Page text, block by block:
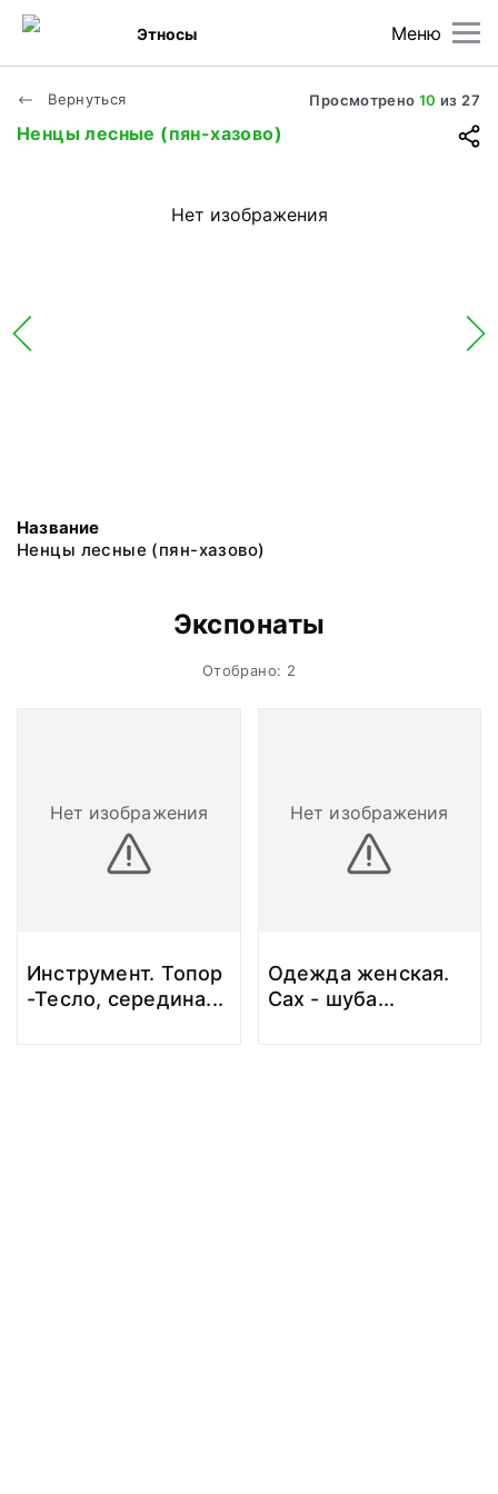
Меню
Этносы
Вернуться Просмотрено 10 из 27
Ненцы лесные (пян-хазово)
Нет изображения
Название
Ненцы лесные (пян-хазово)
Экспонаты
Отобрано: 2
Нет изображения
Инструмент. Топор
-Тесло, середина...
Нет изображения
Одежда женская.
Сах - шуба...